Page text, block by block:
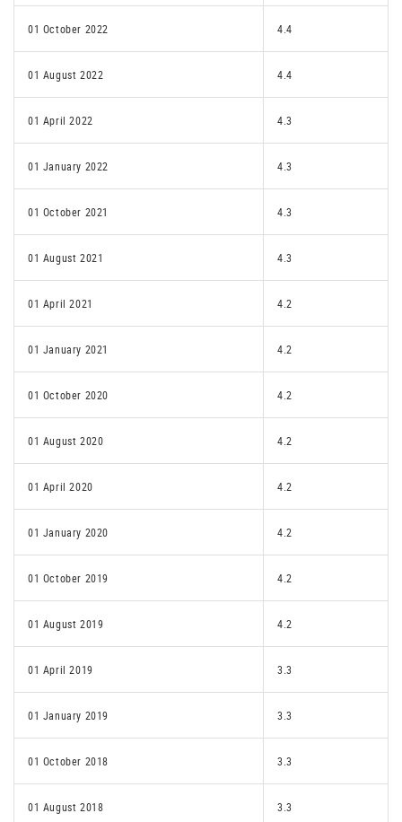
01 October 2022 4.4
01 August 2022 4.4
01 April 2022 4.3
01 January 2022 4.3
01 October 2021 4.3
01 August 2021 4.3
01 April 2021 4.2
01 January 2021 4.2
01 October 2020 4.2
01 August 2020 4.2
01 April 2020 4.2
01 January 2020 4.2
01 October 2019 4.2
01 August 2019 4.2
01 April 2019 3.3
01 January 2019 3.3
01 October 2018 3.3
01 August 2018 3.3